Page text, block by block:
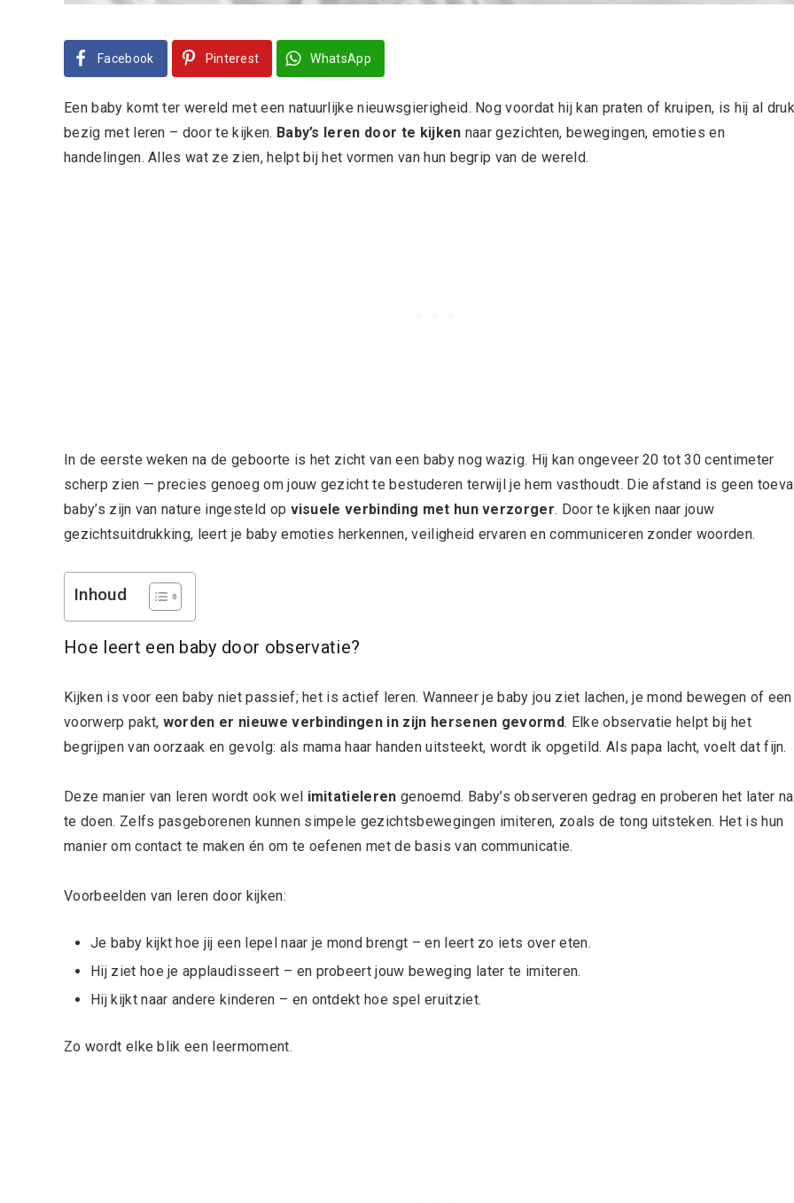
Facebook Pinterest WhatsApp
Een baby komt ter wereld met een natuurlijke nieuwsgierigheid. Nog voordat hij kan praten of kruipen, is hij al
bezig met leren – door te kijken. Baby’s leren door te kijken naar gezichten, bewegingen, emoties en
handelingen. Alles wat ze zien, helpt bij het vormen van hun begrip van de wereld.
In de eerste weken na de geboorte is het zicht van een baby nog wazig. Hij kan ongeveer 20 tot 30 centimeter
scherp zien — precies genoeg om jouw gezicht te bestuderen terwijl je hem vasthoudt. Die afstand is geen
baby’s zijn van nature ingesteld op visuele verbinding met hun verzorger. Door te kijken naar jouw
gezichtsuitdrukking, leert je baby emoties herkennen, veiligheid ervaren en communiceren zonder woorden.
Inhoud
Hoe leert een baby door observatie?
Kijken is voor een baby niet passief; het is actief leren. Wanneer je baby jou ziet lachen, je mond bewegen of een
voorwerp pakt, worden er nieuwe verbindingen in zijn hersenen gevormd. Elke observatie helpt bij het
begrijpen van oorzaak en gevolg: als mama haar handen uitsteekt, wordt ik opgetild. Als papa lacht, voelt dat fijn.
Deze manier van leren wordt ook wel imitatieleren genoemd. Baby’s observeren gedrag en proberen het later na
te doen. Zelfs pasgeborenen kunnen simpele gezichtsbewegingen imiteren, zoals de tong uitsteken. Het is hun
manier om contact te maken én om te oefenen met de basis van communicatie.
Voorbeelden van leren door kijken:
Je baby kijkt hoe jij een lepel naar je mond brengt – en leert zo iets over eten.
Hij ziet hoe je applaudisseert – en probeert jouw beweging later te imiteren.
Hij kijkt naar andere kinderen – en ontdekt hoe spel eruitziet.
Zo wordt elke blik een leermoment.